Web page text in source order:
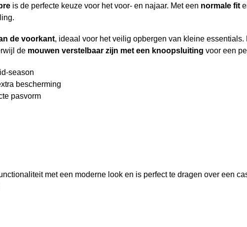
is de perfecte keuze voor het voor- en najaar. Met een normale fit
de voorkant, ideaal voor het veilig opbergen van kleine essentials.
de mouwen verstelbaar zijn met een knoopsluiting voor een
season
bescherming
pasvorm
met een moderne look en is perfect te dragen over een